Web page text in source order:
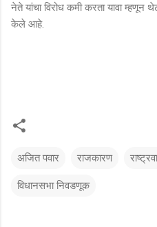
नेते यांचा विरोध कमी करता यावा म्हणून
केले आहे.
अजित पवार राजकारण
विधानसभा निवडणूक